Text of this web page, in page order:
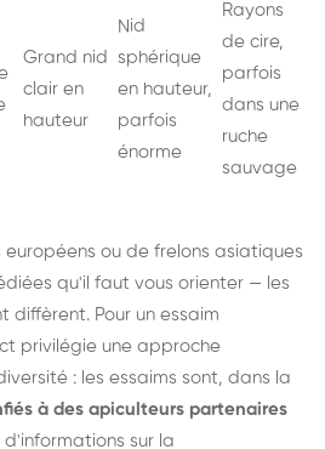
Grand nid
clair en
hauteur
Nid
sphérique
en hauteur,
parfois
énorme
Rayons
de cire,
parfois
dans une
ruche
sauvage
européens ou de frelons asiatiques
qu'il faut vous orienter — les
Pour un essaim
privilégie une approche
: les essaims sont, dans la
à des apiculteurs partenaires
sur la